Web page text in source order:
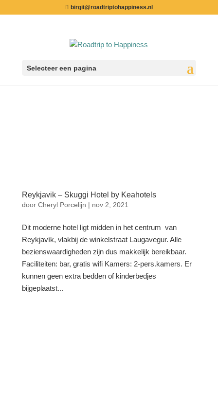
birgit@roadtriptohappiness.nl
Selecteer een pagina
Reykjavik – Skuggi Hotel by Keahotels
door Cheryl Porcelijn | nov 2, 2021
Dit moderne hotel ligt midden in het centrum van
Reykjavík, vlakbij de winkelstraat Laugavegur. Alle
bezienswaardigheden zijn dus makkelijk bereikbaar.
Faciliteiten: bar, gratis wifi Kamers: 2-pers.kamers. Er
kunnen geen extra bedden of kinderbedjes
bijgeplaatst...